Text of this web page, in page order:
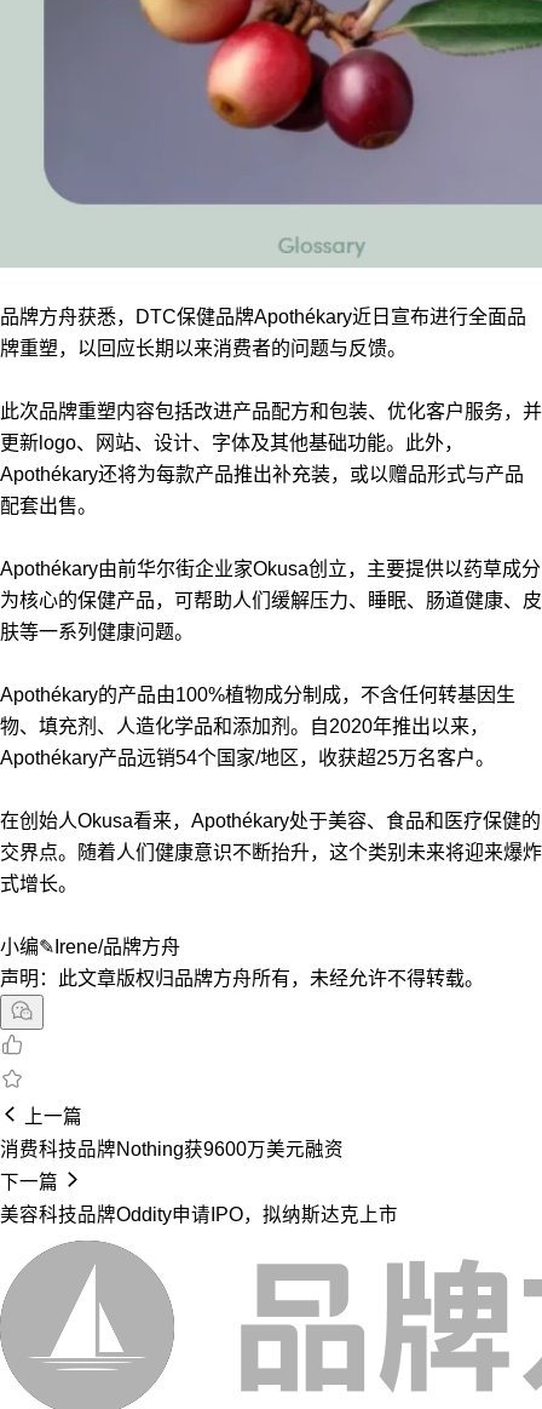
品牌方舟获悉，DTC保健品牌Apothékary近日宣布进行全面品
牌重塑，以回应长期以来消费者的问题与反馈。
此次品牌重塑内容包括改进产品配方和包装、优化客户服务，并
更新logo、网站、设计、字体及其他基础功能。此外，
Apothékary还将为每款产品推出补充装，或以赠品形式与产品
配套出售。
Apothékary由前华尔街企业家Okusa创立，主要提供以药草成分
为核心的保健产品，可帮助人们缓解压力、睡眠、肠道健康、皮
肤等一系列健康问题。
Apothékary的产品由100%植物成分制成，不含任何转基因生
物、填充剂、人造化学品和添加剂。自2020年推出以来，
Apothékary产品远销54个国家/地区，收获超25万名客户。
在创始人Okusa看来，Apothékary处于美容、食品和医疗保健的
交界点。随着人们健康意识不断抬升，这个类别未来将迎来爆炸
式增长。
小编✎Irene/品牌方舟
声明：此文章版权归品牌方舟所有，未经允许不得转载。
上一篇
消费科技品牌Nothing获9600万美元融资
下一篇
美容科技品牌Oddity申请IPO，拟纳斯达克上市